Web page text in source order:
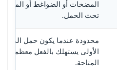
المضخات أو الضواغط أو المراوح
تحت الحمل.
محدودة عندما يكون حمل
الأولى يستهلك بالفعل معظم
المتاحة.